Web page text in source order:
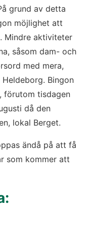
grund av detta
möjlighet att
Mindre aktiviteter
såsom dam- och
med mera,
Bingon
förutom tisdagen
då den
lokal Berget.
ändå på att få
som kommer att